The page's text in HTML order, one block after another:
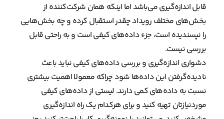
قابل اندازه‌گیری می‌باشد اما اینکه همان شرکت‌کننده از
بخش‌های مختلف رویداد چقدر استقبال کرده و چه بخش‌هایی
را نپسندیده است، جزء داده‌های کیفی است و به راحتی قابل
بررسی نیست.
دشواری اندازه‌گیری و بررسی داده‌های کیفی نباید باعث
نادیده‌گرفتن این داده‌ها شود چراکه معمولا اهمیت بیشتری
نسبت به داده‌های کمی دارند. لیستی از داده‌های کیفی
موردنیازتان تهیه کنید و برای هرکدام یک راه اندازه‌گیری